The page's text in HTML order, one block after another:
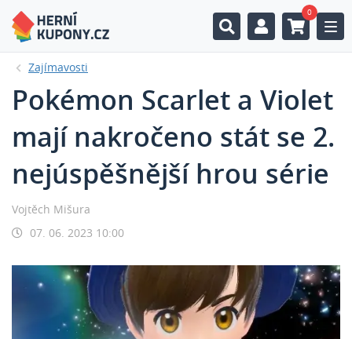
0
Zajímavosti
Pokémon Scarlet a Violet
mají nakročeno stát se 2.
nejúspěšnější hrou série
Vojtěch Mišura
07. 06. 2023 10:00